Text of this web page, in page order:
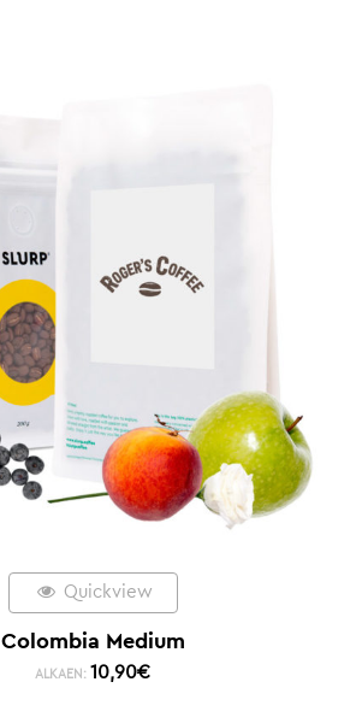
Quickview
Colombia Medium
ALKAEN: 10,90€